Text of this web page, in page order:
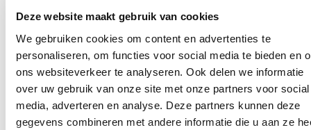
Deze website maakt gebruik van cookies
We gebruiken cookies om content en advertenties te
personaliseren, om functies voor social media te bieden en
ons websiteverkeer te analyseren. Ook delen we informatie
over uw gebruik van onze site met onze partners voor social
media, adverteren en analyse. Deze partners kunnen deze
gegevens combineren met andere informatie die u aan ze
zwakke weggebruikers die ook gebruik maken van diezelfde
‘Samen op (de) weg in de Westhoek’
Binnenkort start in de Westhoek het Leaderproject ‘Samen op (de)